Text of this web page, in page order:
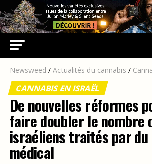
Newsweed / Actualités du cannabis /
CANNABIS EN ISRAËL
De nouvelles réformes
faire doubler le nombre
israéliens traités par du
médical